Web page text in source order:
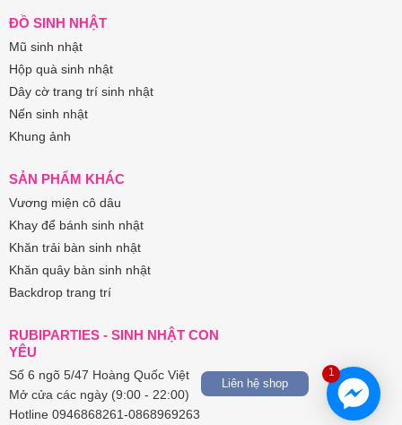
1
Liên hệ shop
ĐỒ SINH NHẬT
Mũ sinh nhật
Hộp quà sinh nhật
Dây cờ trang trí sinh nhật
Nến sinh nhật
Khung ảnh
SẢN PHẨM KHÁC
Vương miện cô dâu
Khay để bánh sinh nhật
Khăn trải bàn sinh nhật
Khăn quây bàn sinh nhật
Backdrop trang trí
RUBIPARTIES - SINH NHẬT CON
YÊU
Số 6 ngõ 5/47 Hoàng Quốc Việt
Mở cửa các ngày (9:00 - 22:00)
Hotline 0946868261-0868969263